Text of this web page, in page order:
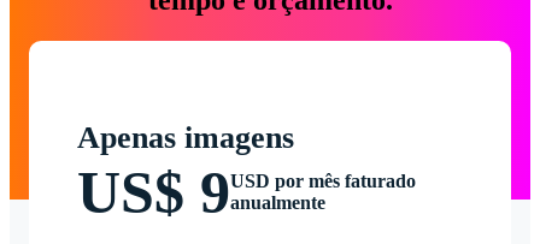
Apenas imagens
US$ 9USD por mês faturado
anualmente